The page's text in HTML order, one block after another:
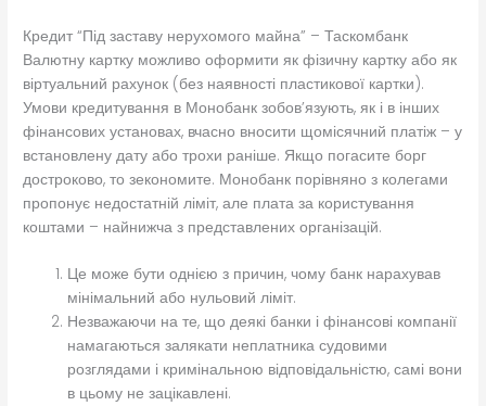
Кредит “Під заставу нерухомого майна” – Таскомбанк
Валютну картку можливо оформити як фізичну картку або як
віртуальний рахунок (без наявності пластикової картки).
Умови кредитування в Монобанк зобов’язують, як і в інших
фінансових установах, вчасно вносити щомісячний платіж – у
встановлену дату або трохи раніше. Якщо погасите борг
достроково, то зекономите. Монобанк порівняно з колегами
пропонує недостатній ліміт, але плата за користування
коштами – найнижча з представлених організацій.
Це може бути однією з причин, чому банк нарахував
мінімальний або нульовий ліміт.
Незважаючи на те, що деякі банки і фінансові компанії
намагаються залякати неплатника судовими
розглядами і кримінальною відповідальністю, самі вони
в цьому не зацікавлені.